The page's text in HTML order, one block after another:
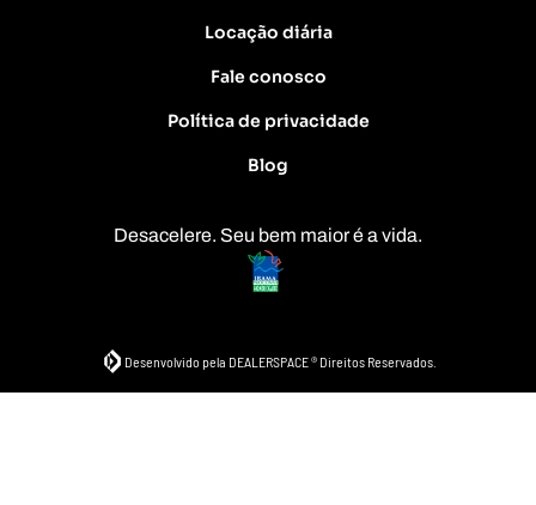
Locação diária
Fale conosco
Política de privacidade
Blog
Desacelere. Seu bem maior é a vida.
Desenvolvido pela DEALERSPACE ® Direitos Reservados.